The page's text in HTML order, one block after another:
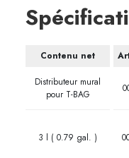
Contenu net
Distributeur mural
pour T-BAG
3 l ( 0.79 gal. )